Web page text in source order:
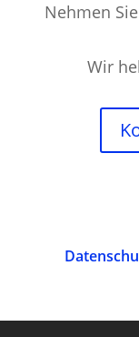
Nehmen
Wir